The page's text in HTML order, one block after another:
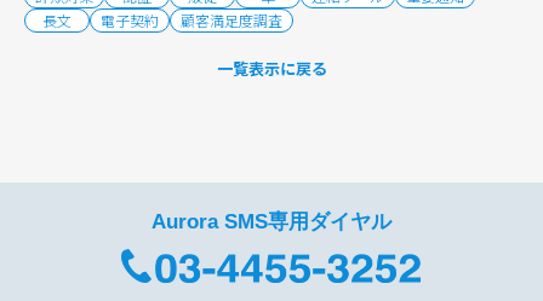
長文
電子契約 顧客満足度調査
一覧表示に戻る
Aurora SMS専用ダイヤル